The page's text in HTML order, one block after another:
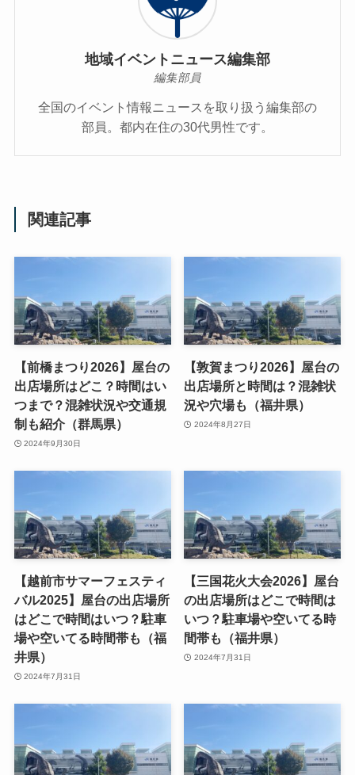
地域イベントニュース編集部
編集部員
全国のイベント情報ニュースを取り扱う編集部の
部員。都内在住の30代男性です。
関連記事
【前橋まつり2026】屋台の
出店場所はどこ？時間はい
つまで？混雑状況や交通規
制も紹介（群馬県）
2024年9月30日
【敦賀まつり2026】屋台の
出店場所と時間は？混雑状
況や穴場も（福井県）
2024年8月27日
【越前市サマーフェスティ
バル2025】屋台の出店場所
はどこで時間はいつ？駐車
場や空いてる時間帯も（福
井県）
2024年7月31日
【三国花火大会2026】屋台
の出店場所はどこで時間は
いつ？駐車場や空いてる時
間帯も（福井県）
2024年7月31日